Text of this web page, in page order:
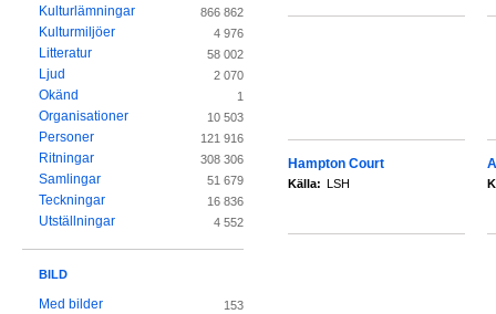
Hampton Court
Källa: LSH
Kulturlämningar 866 862
Kulturmiljöer 4 976
Litteratur 58 002
Ljud 2 070
Okänd 1
Organisationer 10 503
Personer 121 916
Ritningar 308 306
Samlingar 51 679
Teckningar 16 836
Utställningar 4 552
BILD
Med bilder 153